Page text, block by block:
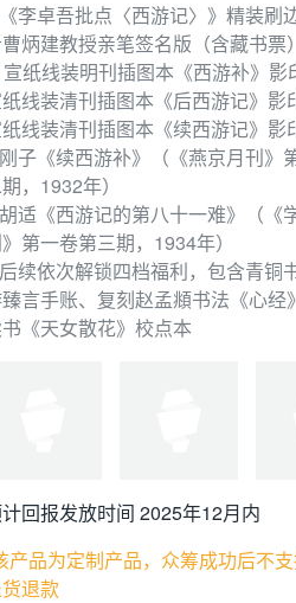
李卓吾批点〈西游记〉》精装刷
炳建教授亲笔签名版（含藏书票）
纸线装明刊插图本《西游补》影
线装清刊插图本《后西游记》影
线装清刊插图本《续西游记》影
子《续西游补》（《燕京月刊》
，1932年）
适《西游记的第八十一难》（《
第一卷第三期，1934年）
续依次解锁四档福利，包含青铜
言手账、复刻赵孟頫书法《心经
《天女散花》校点本
回报发放时间 2025年12月内
产品为定制产品，众筹成功后不
退款